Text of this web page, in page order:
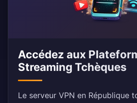
Accédez aux
Streaming Tchèques
Le serveur VPN en République